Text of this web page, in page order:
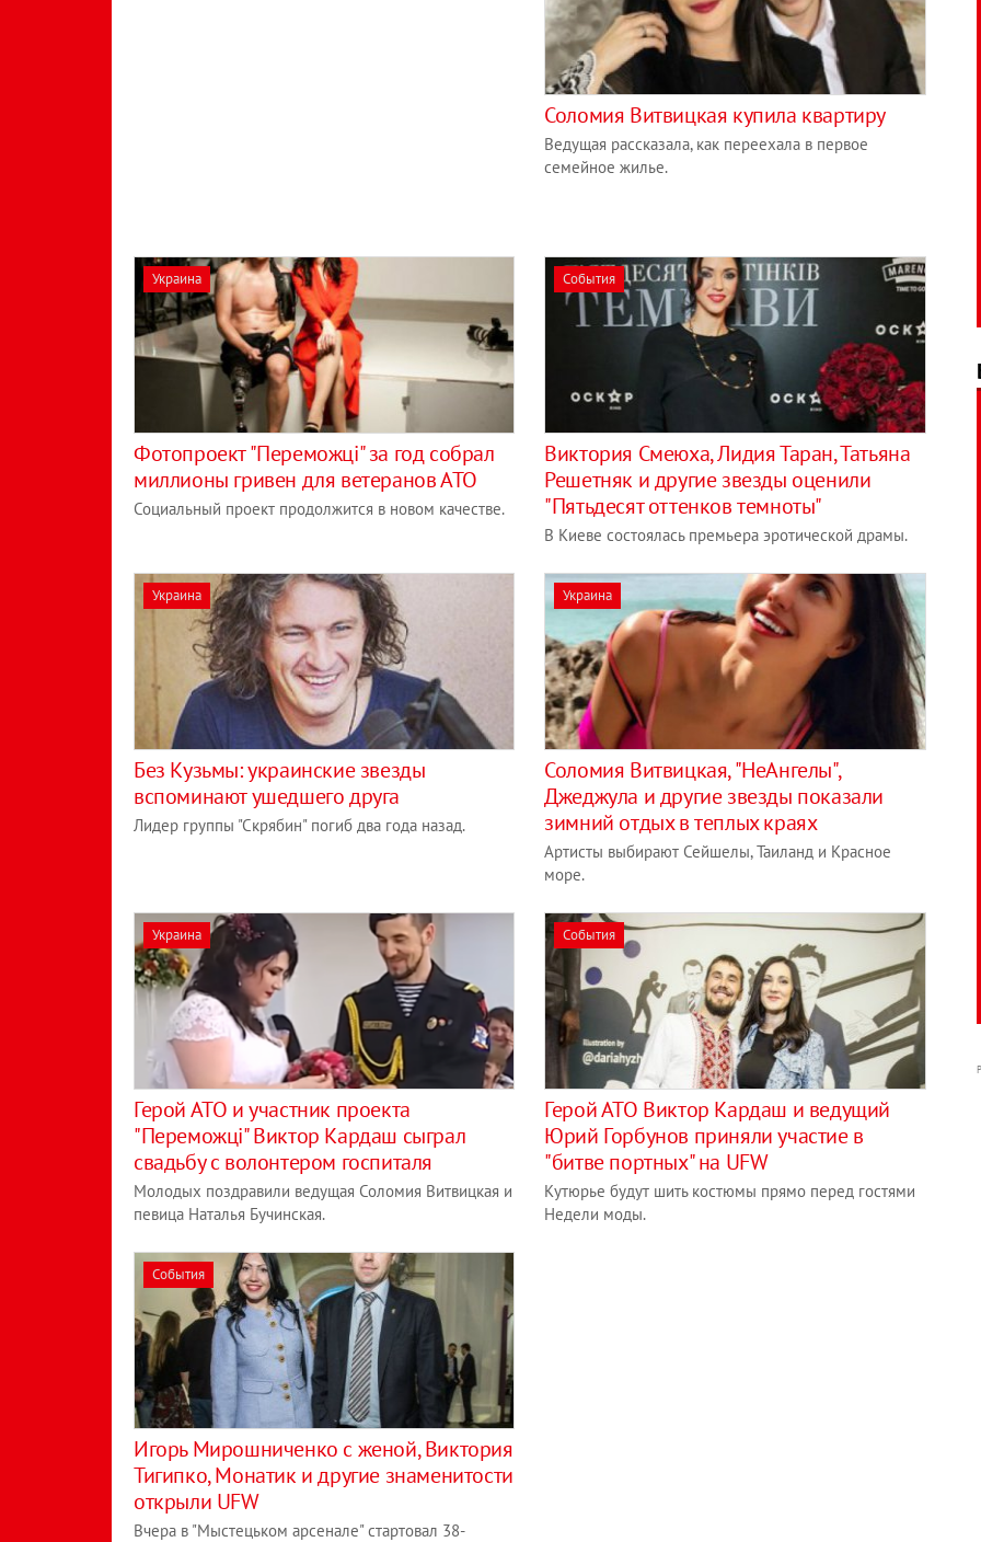
Соломия Витвицкая купила квартиру
Ведущая рассказала, как переехала в первое
семейное жилье.
Украина
Фотопроект "Переможці" за год собрал
миллионы гривен для ветеранов АТО
Социальный проект продолжится в новом качестве.
События
Виктория Смеюха, Лидия Таран, Татьяна
Решетняк и другие звезды оценили
"Пятьдесят оттенков темноты"
В Киеве состоялась премьера эротической драмы.
Украина
Без Кузьмы: украинские звезды
вспоминают ушедшего друга
Лидер группы "Скрябин" погиб два года назад.
Украина
Соломия Витвицкая, "НеАнгелы",
Джеджула и другие звезды показали
зимний отдых в теплых краях
Артисты выбирают Сейшелы, Таиланд и Красное
море.
Украина
Герой АТО и участник проекта
"Переможці" Виктор Кардаш сыграл
свадьбу с волонтером госпиталя
Молодых поздравили ведущая Соломия Витвицкая и
певица Наталья Бучинская.
События
Герой АТО Виктор Кардаш и ведущий
Юрий Горбунов приняли участие в
"битве портных" на UFW
Кутюрье будут шить костюмы прямо перед гостями
Недели моды.
События
Игорь Мирошниченко с женой, Виктория
Тигипко, Монатик и другие знаменитости
открыли UFW
Вчера в "Мыстецьком арсенале" стартовал 38-